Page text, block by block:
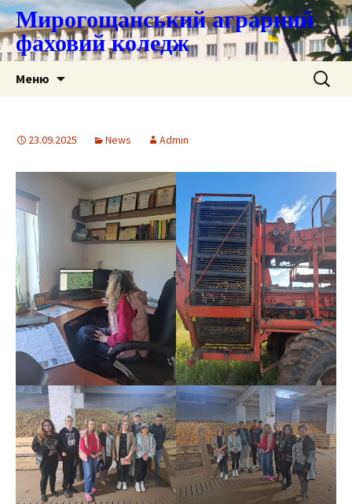
Мирогощанський аграрний
фаховий коледж
Меню Пошук:
23.09.2025 News Admin